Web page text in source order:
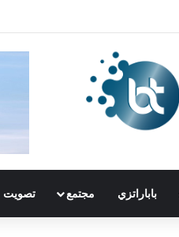
باباراتزي مجتمع تصويت